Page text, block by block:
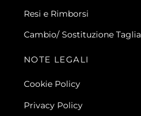
Resi e Rimborsi
Cambio/ Sostituzione Taglia
NOTE LEGALI
Cookie Policy
Privacy Policy